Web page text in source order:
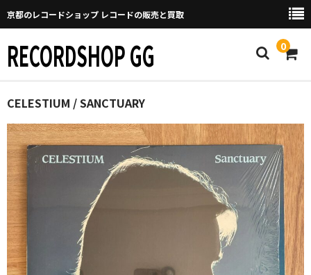
京都のレコードショップ レコードの販売と買取
RECORDSHOP GG 0
Home
マイページ
GGについて
買取について
取り置きなどについて
Categories
CELESTIUM / SANCTUARY